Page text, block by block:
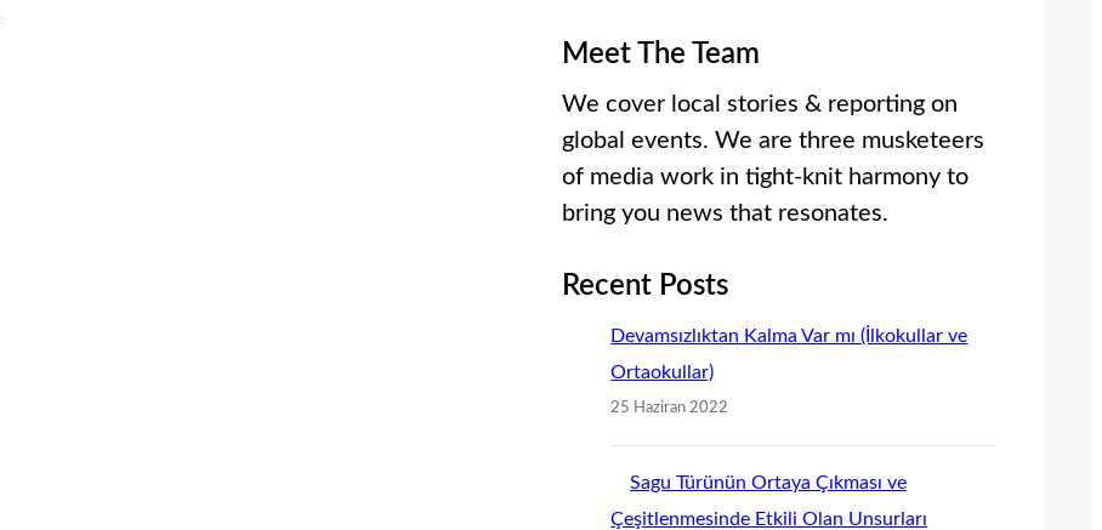
Meet The Team
We cover local stories & reporting on
global events. We are three musketeers
of media work in tight-knit harmony to
bring you news that resonates.
Recent Posts
Devamsızlıktan Kalma Var mı (İlkokullar ve
Ortaokullar)
25 Haziran 2022
Sagu Türünün Ortaya Çıkması ve
Çeşitlenmesinde Etkili Olan Unsurları